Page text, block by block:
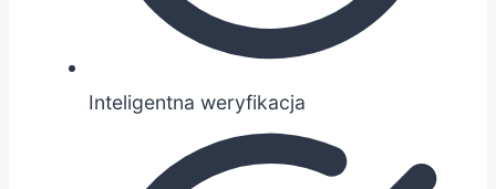
Inteligentna weryfikacja